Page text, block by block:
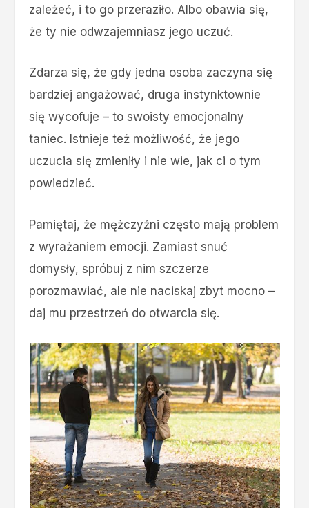
zależeć, i to go przeraziło. Albo obawia się,
że ty nie odwzajemniasz jego uczuć.
Zdarza się, że gdy jedna osoba zaczyna się
bardziej angażować, druga instynktownie
się wycofuje – to swoisty emocjonalny
taniec. Istnieje też możliwość, że jego
uczucia się zmieniły i nie wie, jak ci o tym
powiedzieć.
Pamiętaj, że mężczyźni często mają problem
z wyrażaniem emocji. Zamiast snuć
domysły, spróbuj z nim szczerze
porozmawiać, ale nie naciskaj zbyt mocno –
daj mu przestrzeń do otwarcia się.